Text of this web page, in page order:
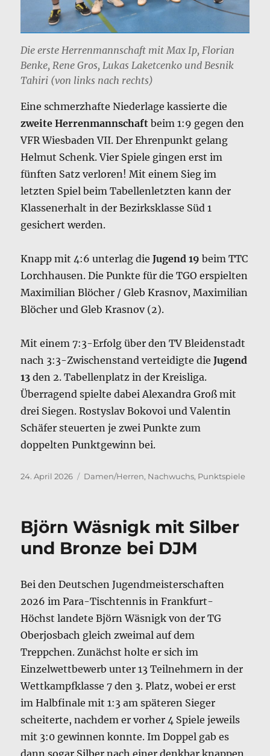
Die erste Herrenmannschaft mit Max Ip, Florian
Benke, Rene Gros, Lukas Laketcenko und Besnik
Tahiri (von links nach rechts)
Eine schmerzhafte Niederlage kassierte die
zweite Herrenmannschaft beim 1:9 gegen den
VFR Wiesbaden VII. Der Ehrenpunkt gelang
Helmut Schenk. Vier Spiele gingen erst im
fünften Satz verloren! Mit einem Sieg im
letzten Spiel beim Tabellenletzten kann der
Klassenerhalt in der Bezirksklasse Süd 1
gesichert werden.
Knapp mit 4:6 unterlag dieJugend 19 beim TTC
Lorchhausen. Die Punkte für die TGO erspielten
Maximilian Blöcher / Gleb Krasnov, Maximilian
Blöcher und Gleb Krasnov (2).
Mit einem 7:3-Erfolg über den TV Bleidenstadt
nach 3:3-Zwischenstand verteidigte dieJugend
13 den 2. Tabellenplatz in der Kreisliga.
Überragend spielte dabei Alexandra Groß mit
drei Siegen. Rostyslav Bokovoi und Valentin
Schäfer steuerten je zwei Punkte zum
doppelten Punktgewinn bei.
Veröffentlicht
24. April 2026 Kategorien
Damen/Herren, Nachwuchs, Punktspiele
Björn Wäsnigk mit Silber
und Bronze bei DJM
Bei den Deutschen Jugendmeisterschaften
2026 im Para-Tischtennis in Frankfurt-
Höchst landete Björn Wäsnigk von der TG
Oberjosbach gleich zweimal auf dem
Treppchen. Zunächst holte er sich im
Einzelwettbewerb unter 13 Teilnehmern in der
Wettkampfklasse 7 den 3. Platz, wobei er erst
im Halbfinale mit 1:3 am späteren Sieger
scheiterte, nachdem er vorher 4 Spiele jeweils
mit 3:0 gewinnen konnte. Im Doppel gab es